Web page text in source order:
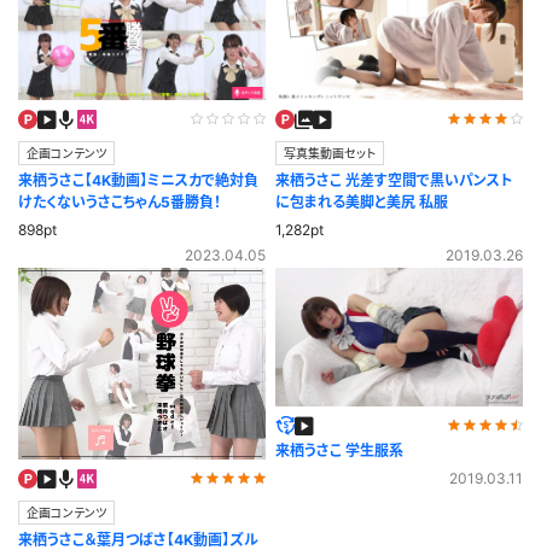
企画コンテンツ
来栖うさこ【4K動画】ミニスカで絶対負
けたくないうさこちゃん5番勝負！
898pt
2023.04.05
写真集動画セット
来栖うさこ 光差す空間で黒いパンスト
に包まれる美脚と美尻 私服
1,282pt
2019.03.26
企画コンテンツ
来栖うさこ＆葉月つばさ【4K動画】ズル
来栖うさこ 学生服系
2019.03.11